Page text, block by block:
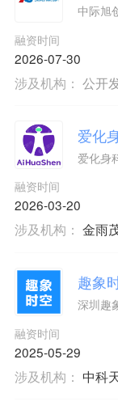
中际旭
融资时间
2026-07-30
涉及机构： 公开
爱化
爱化身
融资时间
2026-03-20
涉及机构： 金雨
趣象
深圳趣
融资时间
2025-05-29
涉及机构： 中科